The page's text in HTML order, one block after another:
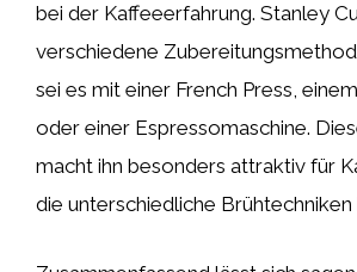
bei der Kaffeeerfahrung. Stanley
verschiedene
sei es mit einer French Press,
oder einer Espressomaschine.
macht ihn besonders attraktiv für
die unterschiedliche